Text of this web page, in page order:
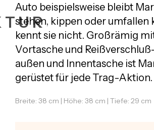
Auto beispielsweise bleibt
stehen, kippen oder umfallen
kennt sie nicht. Großrämig
Vortasche und
außen und Innentasche ist
gerüstet für jede Trag-Aktion.
Breite: 38 cm | Höhe: 38 cm | Tiefe: 29 cm